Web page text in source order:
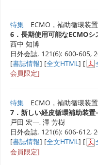
特集 ECMO，補助循環装
6．長期使用可能なECMOシ
西中 知博
日外会誌. 121(6): 600-605,
[書誌情報] [全文HTML ] [
会員限定]
特集 ECMO，補助循環装
7．新しい経皮循環補助装
戸田 宏一, 澤 芳樹
日外会誌. 121(6): 606-612,
[書誌情報] [全文HTML] [
会員限定]